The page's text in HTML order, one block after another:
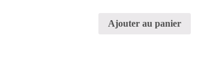
Ajouter au panier